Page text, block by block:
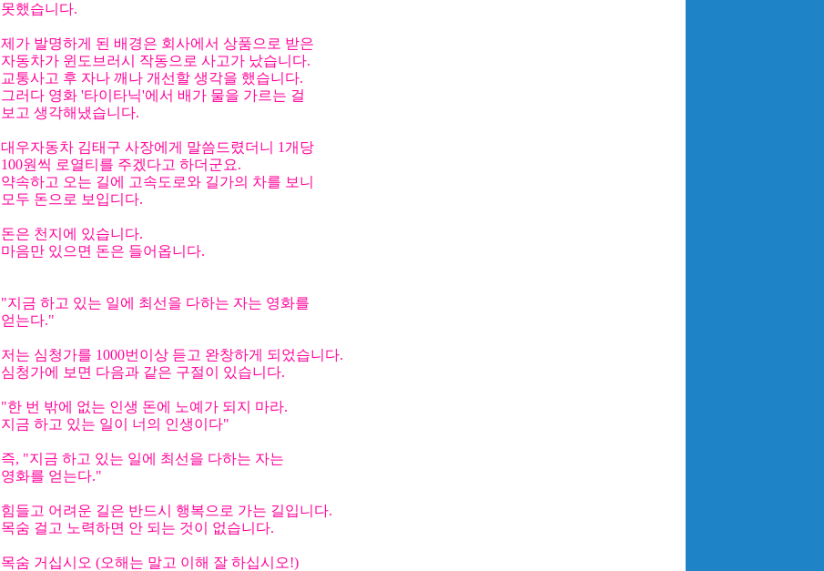
못했습니다.
제가 발명하게 된 배경은 회사에서 상품으로 받은
자동차가 윈도브러시 작동으로 사고가 났습니다.
교통사고 후 자나 깨나 개선할 생각을 했습니다.
그러다 영화 '타이타닉'에서 배가 물을 가르는 걸
보고 생각해냈습니다.
대우자동차 김태구 사장에게 말씀드렸더니 1개당
100원씩 로열티를 주겠다고 하더군요.
약속하고 오는 길에 고속도로와 길가의 차를 보니
모두 돈으로 보입디다.
돈은 천지에 있습니다.
마음만 있으면 돈은 들어옵니다.
"지금 하고 있는 일에 최선을 다하는 자는 영화를
얻는다."
저는 심청가를 1000번이상 듣고 완창하게 되었습니다.
심청가에 보면 다음과 같은 구절이 있습니다.
"한 번 밖에 없는 인생 돈에 노예가 되지 마라.
지금 하고 있는 일이 너의 인생이다"
즉, "지금 하고 있는 일에 최선을 다하는 자는
영화를 얻는다."
힘들고 어려운 길은 반드시 행복으로 가는 길입니다.
목숨 걸고 노력하면 안 되는 것이 없습니다.
목숨 거십시오 (오해는 말고 이해 잘 하십시오!)